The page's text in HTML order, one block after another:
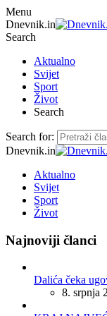
Menu
Dnevnik.in
Search
Aktualno
Svijet
Sport
Život
Search
Search for:
Dnevnik.in
Aktualno
Svijet
Sport
Život
Najnoviji članci
Dalića čeka
8. srpnja